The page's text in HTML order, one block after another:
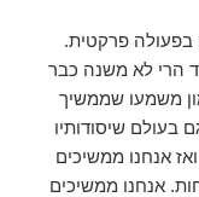
בפעולה פרקטית.
הרי לא משנה כבר
משמעו שממשיך
בעולם שיסודותיו
אנחנו ממשיכים
אנחנו ממשיכים